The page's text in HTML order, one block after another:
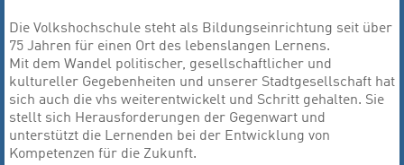
Die Volkshochschule steht als Bildungseinrichtung seit über
75 Jahren für einen Ort des lebenslangen Lernens.
Mit dem Wandel politischer, gesellschaftlicher und
kultureller Gegebenheiten und unserer Stadtgesellschaft hat
sich auch die vhs weiterentwickelt und Schritt gehalten. Sie
stellt sich Herausforderungen der Gegenwart und
unterstützt die Lernenden bei der Entwicklung von
Kompetenzen für die Zukunft.